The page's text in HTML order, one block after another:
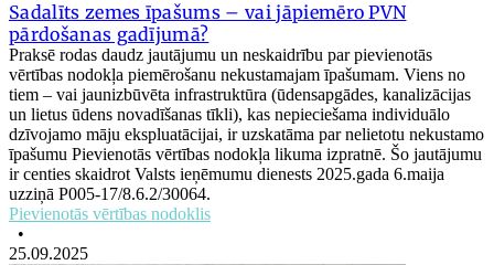
Sadalīts zemes īpašums – vai jāpiemēro PVN
pārdošanas gadījumā?
Praksē rodas daudz jautājumu un neskaidrību par pievienotās
vērtības nodokļa piemērošanu nekustamajam īpašumam. Viens no
tiem – vai jaunizbūvēta infrastruktūra (ūdensapgādes, kanalizācijas
un lietus ūdens novadīšanas tīkli), kas nepieciešama individuālo
dzīvojamo māju ekspluatācijai, ir uzskatāma par nelietotu nekustamo
īpašumu Pievienotās vērtības nodokļa likuma izpratnē. Šo jautājumu
ir centies skaidrot Valsts ieņēmumu dienests 2025.gada 6.maija
uzziņā P005-17/8.6.2/30064.
Pievienotās vērtības nodoklis
•
25.09.2025